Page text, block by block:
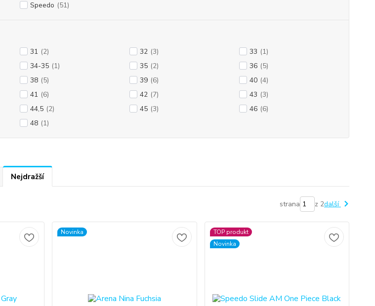
Speedo (51)
31 (2) 32 (3) 33 (1)
34-35 (1) 35 (2) 36 (5)
38 (5) 39 (6) 40 (4)
41 (6) 42 (7) 43 (3)
44,5 (2) 45 (3) 46 (6)
48 (1)
Nejdražší
strana z 2další
Novinka
TOP produkt
Novinka